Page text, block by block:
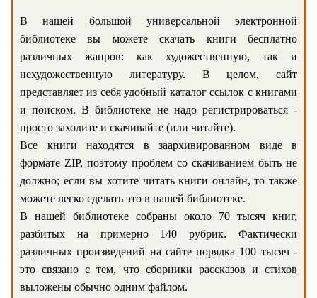
В нашей большой универсальной электронной
библиотеке вы можете скачать книги бесплатно
различных жанров: как художественную, так и
нехудожественную литературу. В целом, сайт
представляет из себя удобный каталог ссылок с книгами
и поиском. В библиотеке не надо регистрироваться -
просто заходите и скачивайте (или читайте).
Все книги находятся в заархивированном виде в
формате ZIP, поэтому проблем со скачиванием быть не
должно; если вы хотите читать книги онлайн, то также
можете легко сделать это в нашей библиотеке.
В нашей библиотеке собраны около 70 тысяч книг,
разбитых на примерно 140 рубрик. Фактически
различных произведений на сайте порядка 100 тысяч -
это связано с тем, что сборники рассказов и стихов
выложены обычно одним файлом.